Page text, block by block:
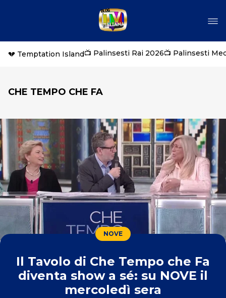
💔 Temptation Island📺 Palinsesti Rai 2026📺 Palinsesti
CHE TEMPO CHE FA
NOVE
Il Tavolo di Che Tempo che Fa
diventa show a sé: su NOVE il
mercoledì sera